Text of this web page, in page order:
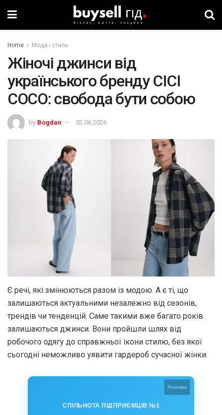
Home Мода і стиль
Жіночі джинси від
українського бренду CICI
COCO: свобода бути собою
by Bogdan 02.06.2026
Є речі, які змінюються разом із модою. А є ті, що
залишаються актуальними незалежно від сезонів,
трендів чи тенденцій. Саме такими вже багато років
залишаються джинси. Вони пройшли шлях від
робочого одягу до справжньої ікони стилю, без якої
сьогодні неможливо уявити гардероб сучасної жінки.
Реклама
СПІЛЬНОТА ПІДПРИЄМЦІВ №1